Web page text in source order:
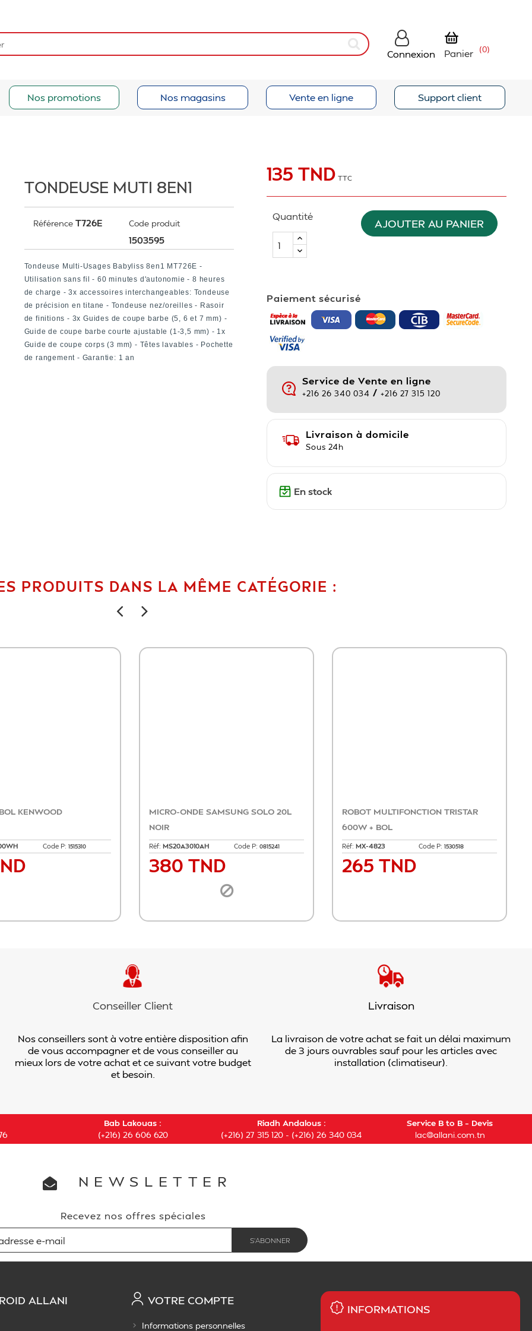
Connexion Panier (0)
Nos promotions Nos magasins Vente en ligne Support client
TONDEUSE MUTI 8EN1
Référence T726E Code produit
1503595
Tondeuse Multi-Usages Babyliss 8en1 MT726E -
Utilisation sans fil - 60 minutes d'autonomie - 8 heures
de charge - 3x accessoires interchangeables: Tondeuse
de précision en titane - Tondeuse nez/oreilles - Rasoir
de finitions - 3x Guides de coupe barbe (5, 6 et 7 mm) -
Guide de coupe barbe courte ajustable (1-3,5 mm) - 1x
Guide de coupe corps (3 mm) - Têtes lavables - Pochette
de rangement - Garantie: 1 an
135 TND TTC
Quantité
AJOUTER AU PANIER
Paiement sécurisé
Service de Vente en ligne
+216 26 340 034 /+216 27 315 120
Livraison à domicile
Sous 24h
En stock
PRODUITS DANS LA MÊME CATÉGORIE :
0819032
PLAQUE CANDY 5 FEUX INOX
Code P:0815197
599 TND
MIJOTEUSE MINERALIA 28 CM+COUV
Code P:
116 TND
Conseiller Client
Nos conseillers sont à votre entière disposition afin
de vous accompagner et de vous conseiller au
mieux lors de votre achat et ce suivant votre budget
et besoin.
Livraison
La livraison de votre achat se fait un délai maximum
de 3 jours ouvrables sauf pour les articles avec
installation (climatiseur).
Bab Lakouas :
(+216) 26 606 620
Riadh Andalous :
(+216) 27 315 120 - (+216) 26 340 034
Service B to B – Devis
lac@allani.com.tn
NEWSLETTER
Recevez nos offres spéciales
ALLANI VOTRE COMPTE
Informations personnelles
INFORMATIONS